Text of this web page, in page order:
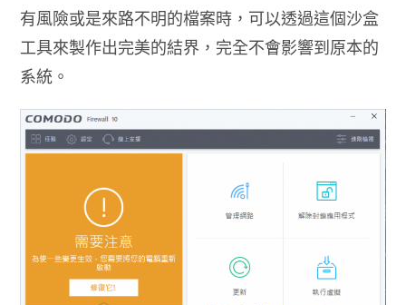
有風險或是來路不明的檔案時，可以透過這個沙盒
工具來製作出完美的結界，完全不會影響到原本的
系統。